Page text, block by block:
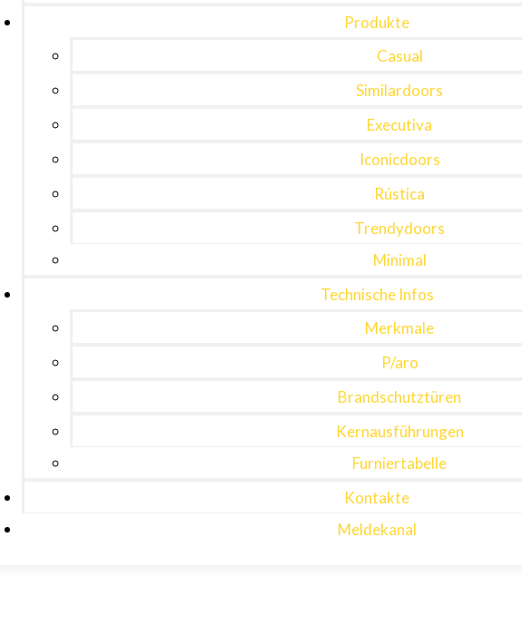
Produkte
Casual
Similardoors
Executiva
Iconicdoors
Rústica
Trendydoors
Minimal
Technische Infos
Merkmale
P/aro
Brandschutztüren
Kernausführungen
Furniertabelle
Kontakte
Meldekanal